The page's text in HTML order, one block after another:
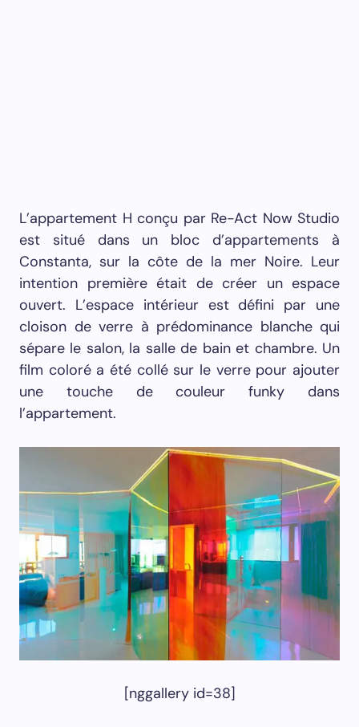
L’appartement H conçu par Re-Act Now Studio
est situé dans un bloc d’appartements à
Constanta, sur la côte de la mer Noire. Leur
intention première était de créer un espace
ouvert. L’espace intérieur est défini par une
cloison de verre à prédominance blanche qui
sépare le salon, la salle de bain et chambre. Un
film coloré a été collé sur le verre pour ajouter
une touche de couleur funky dans
l’appartement.
[nggallery id=38]